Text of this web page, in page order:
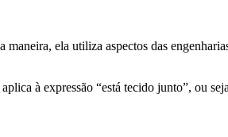
ela utiliza aspectos das
à expressão “está tecido junto”, ou